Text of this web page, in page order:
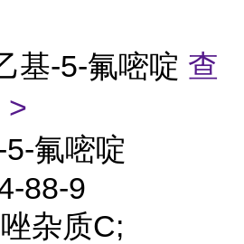
基-5-氟嘧啶 查
>
氟嘧啶
88-9
杂质C;